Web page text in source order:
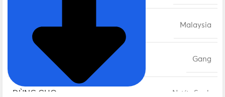
XUẤT XỨ Malaysia
CHẤT LIỆU Gang
DÙNG CHO Nước Sạch